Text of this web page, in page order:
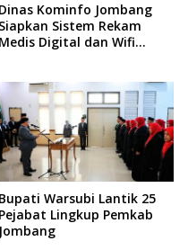
Dinas Kominfo Jombang
Siapkan Sistem Rekam
Medis Digital dan Wifi
Bupati Warsubi Lantik 25
Pejabat Lingkup Pemkab
Jombang